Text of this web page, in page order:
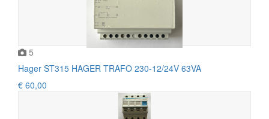
5
Hager ST315 HAGER TRAFO 230-12/24V 63VA
€ 60,00